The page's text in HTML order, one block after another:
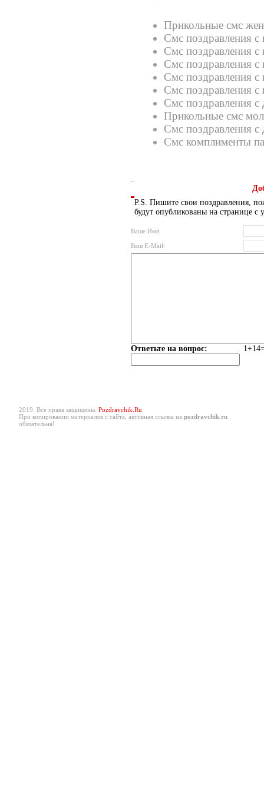
Прикольные смс
Смс поздравления
Смс поздравления
Смс поздравления
Смс поздравления
Смс поздравления
Смс поздравления
Прикольные смс
Смс поздравления
Смс комплименты
P.S. Пишите свои поздравления,
будут опубликованы на странице с
Ваше Имя:
Ваш E-Mail:
Ответьте на вопрос:
2019. Все права защищены. Pozdravchik.Ru
При копировании материалов с сайта, активная ссылка на pozdravchik.ru
обязательна!